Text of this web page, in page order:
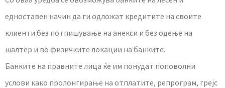
едноставен начин да ги одложат кредитите на своите
клиенти без потпишување на анекси и без одење на
шалтер и во физичките локации на банките.
Банките на правните лица ќе им понудат поповолни
услови како пролонгирање на отплатите, репрограм, грејс